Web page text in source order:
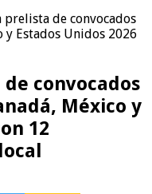
prelista de convocados
y Estados Unidos 2026
convocados
México y
12